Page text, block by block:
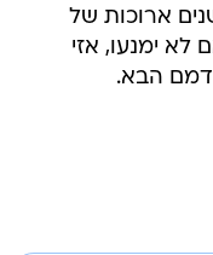
ארוכות של
לא ימנעו, אזי
הבא.